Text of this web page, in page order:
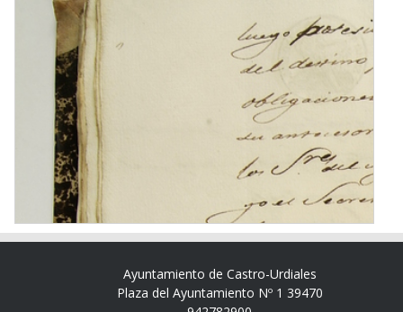
Ayuntamiento de Castro-Urdiales
Plaza del Ayuntamiento Nº 1 39470